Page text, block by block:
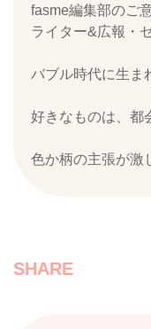
fasme編集部のご
ライター&広報・
バブル時代に生ま
好きなものは、都
色か柄の主張が激
SHARE